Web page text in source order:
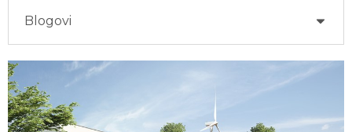
Blogovi